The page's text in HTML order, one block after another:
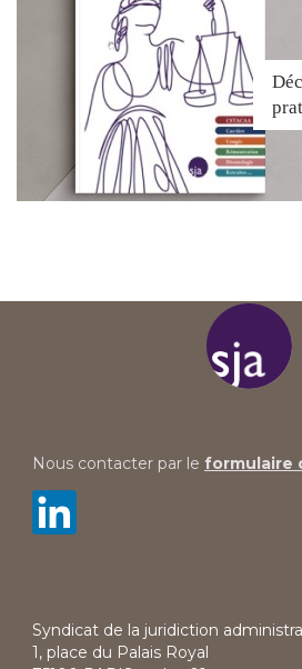
Nous contacter par le formulaire
Syndicat de la juridiction
1, place du Palais Royal